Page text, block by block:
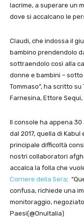
lacrime, a superare un
dove si accalcano le
Claudi, che indossa il
bambino prendendolo
sottraendolo così alla
donne e bambini –
Tommaso”, ha scritto
Farnesina, Ettore
Il console ha appena
dal 2017, quella di Kabul
principale difficoltà
nostri collaboratori
accalca la folla che
Corriere della Sera:
confusa, richiede una
monitoraggio,
Paesi(@OnuItalia)